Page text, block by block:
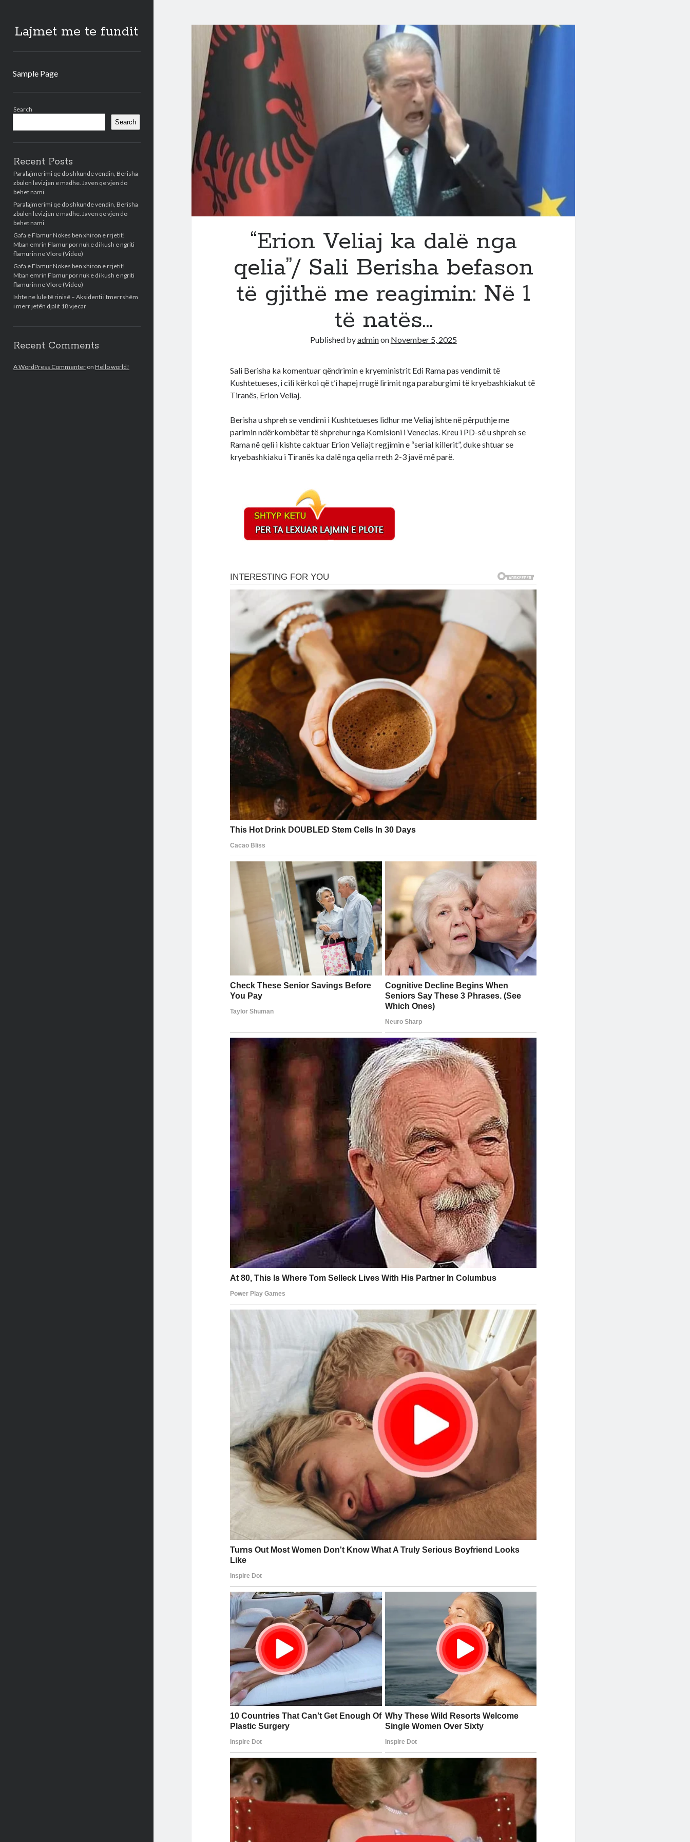
Lajmet me te fundit
Sample Page
Search
Search
Recent Posts
Paralajmerimi qe do shkunde vendin, Berisha
zbulon levizjen e madhe. Javen qe vjen do
behet nami
Paralajmerimi qe do shkunde vendin, Berisha
zbulon levizjen e madhe. Javen qe vjen do
behet nami
Gafa e Flamur Nokes ben xhiron e rrjetit!
Mban emrin Flamur por nuk e di kush e ngriti
flamurin ne Vlore (Video)
Gafa e Flamur Nokes ben xhiron e rrjetit!
Mban emrin Flamur por nuk e di kush e ngriti
flamurin ne Vlore (Video)
Ishte ne lule të rinisë – Aksidenti i tmerrshëm
i merr jetën djalit 18 vjecar
Recent Comments
A WordPress Commenteron Hello world!
“Erion Veliaj ka dalë nga
qelia”/ Sali Berisha befason
të gjithë me reagimin: Në 1
të natës…
Published byadminon November 5, 2025
Sali Berisha ka komentuar qëndrimin e kryeministrit Edi Rama pas vendimit të
Kushtetueses, i cili kërkoi që t’i hapej rrugë lirimit nga paraburgimi të kryebashkiakut të
Tiranës, Erion Veliaj.
Berisha u shpreh se vendimi i Kushtetueses lidhur me Veliaj ishte në përputhje me
parimin ndërkombëtar të shprehur nga Komisioni i Venecias. Kreu i PD-së u shpreh se
Rama në qeli i kishte caktuar Erion Veliajt regjimin e “serial killerit”, duke shtuar se
kryebashkiaku i Tiranës ka dalë nga qelia rreth 2-3 javë më parë.